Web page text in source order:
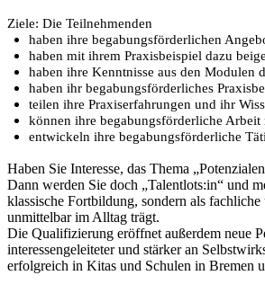
Ziele: Die Teilnehmenden
haben ihre begabungsförderlichen
haben mit ihrem Praxisbeispiel dazu
haben ihre Kenntnisse aus den Modulen
haben ihr begabungsförderliches
teilen ihre Praxiserfahrungen und ihr
können ihre begabungsförderliche Arbeit
entwickeln ihre begabungsförderliche
Haben Sie Interesse, das Thema
Dann werden Sie doch „Talentlots:in“ und
klassische Fortbildung, sondern als
unmittelbar im Alltag trägt.
Die Qualifizierung eröffnet außerdem neue
interessengeleiteter und stärker an
erfolgreich in Kitas und Schulen in Bremen